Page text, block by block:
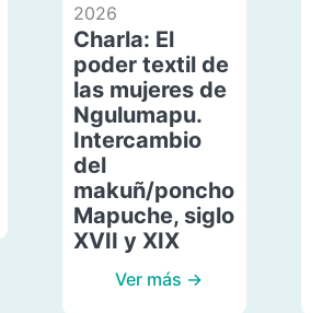
2026
Charla: El
poder textil de
las mujeres de
Ngulumapu.
Intercambio
del
makuñ/poncho
Mapuche, siglo
XVII y XIX
Ver más →